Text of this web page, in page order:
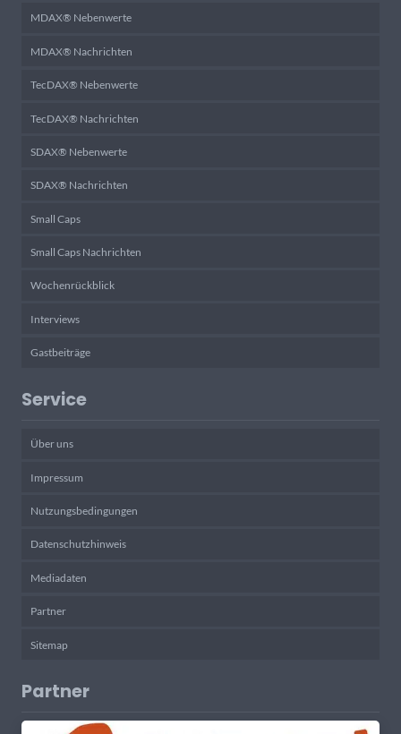
MDAX® Nebenwerte
MDAX® Nachrichten
TecDAX® Nebenwerte
TecDAX® Nachrichten
SDAX® Nebenwerte
SDAX® Nachrichten
Small Caps
Small Caps Nachrichten
Wochenrückblick
Interviews
Gastbeiträge
Service
Über uns
Impressum
Nutzungsbedingungen
Datenschutzhinweis
Mediadaten
Partner
Sitemap
Partner